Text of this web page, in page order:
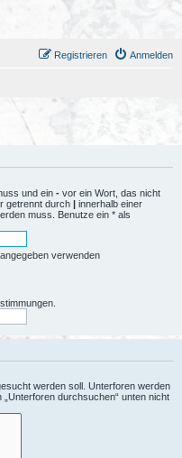
Anmelden
Registrieren
und ein - vor ein Wort, das nicht
getrennt durch | innerhalb einer
muss. Benutze ein * als
verwenden
werden soll. Unterforen werden
durchsuchen“ unten nicht